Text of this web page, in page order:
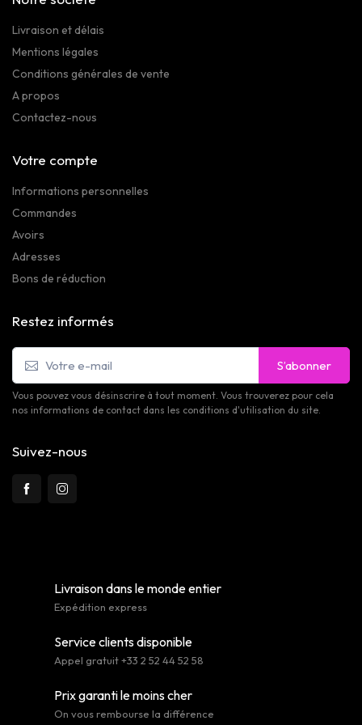
Livraison et délais
Mentions légales
Conditions générales de vente
A propos
Contactez-nous
Votre compte
Informations personnelles
Commandes
Avoirs
Adresses
Bons de réduction
Restez informés
S’abonner
Vous pouvez vous désinscrire à tout moment. Vous trouverez pour cela
nos informations de contact dans les conditions d'utilisation du site.
Suivez-nous
Livraison dans le monde entier
Expédition express
Service clients disponible
Appel gratuit +33 2 52 44 52 58
Prix garanti le moins cher
On vous rembourse la différence